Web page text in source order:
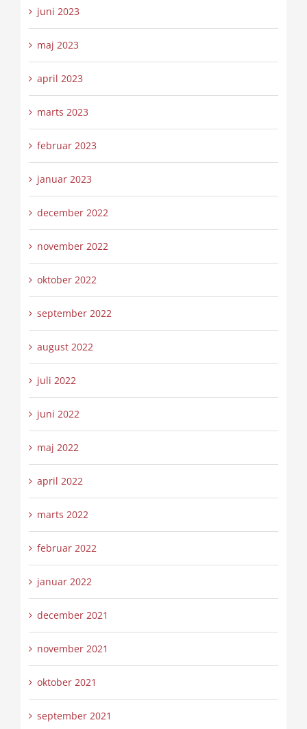
juni 2023
maj 2023
april 2023
marts 2023
februar 2023
januar 2023
december 2022
november 2022
oktober 2022
september 2022
august 2022
juli 2022
juni 2022
maj 2022
april 2022
marts 2022
februar 2022
januar 2022
december 2021
november 2021
oktober 2021
september 2021